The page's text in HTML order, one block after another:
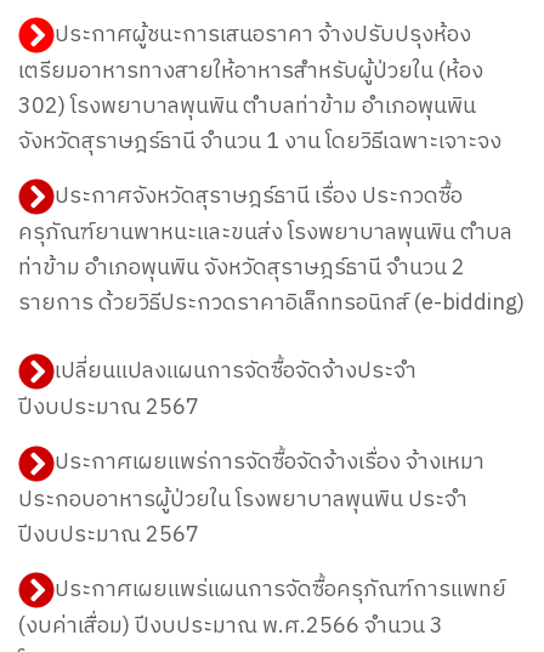
ประกาศผู้ชนะการเสนอราคา จ้างปรับปรุงห้อง
เตรียมอาหารทางสายให้อาหารสำหรับผู้ป่วยใน (ห้อง
302) โรงพยาบาลพุนพิน ตำบลท่าข้าม อำเภอพุนพิน
จังหวัดสุราษฎร์ธานี จำนวน 1 งาน โดยวิธีเฉพาะเจาะจง
ประกาศจังหวัดสุราษฎร์ธานี เรื่อง ประกวดซื้อ
ครุภัณฑ์ยานพาหนะและขนส่ง โรงพยาบาลพุนพิน ตำบล
ท่าข้าม อำเภอพุนพิน จังหวัดสุราษฎร์ธานี จำนวน 2
รายการ ด้วยวิธีประกวดราคาอิเล็กทรอนิกส์ (e-bidding)
เปลี่ยนแปลงแผนการจัดซื้อจัดจ้างประจำ
ปีงบประมาณ 2567
ประกาศเผยแพร่การจัดซื้อจัดจ้างเรื่อง จ้างเหมา
ประกอบอาหารผู้ป่วยในโรงพยาบาลพุนพิน ประจำ
ปีงบประมาณ 2567
ประกาศเผยแพร่แผนการจัดซื้อครุภัณฑ์การแพทย์
(งบค่าเสื่อม) ปีงบประมาณ พ.ศ.2566 จำนวน 3